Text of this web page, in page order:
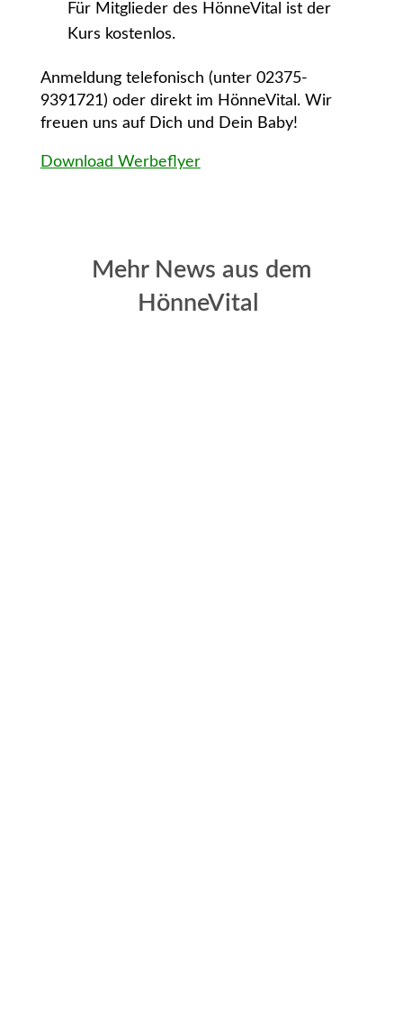
Für Mitglieder des HönneVital ist der
Kurs kostenlos.
Anmeldung telefonisch (unter 02375-
9391721) oder direkt im HönneVital. Wir
freuen uns auf Dich und Dein Baby!
Download Werbeflyer
Mehr News aus dem
HönneVital